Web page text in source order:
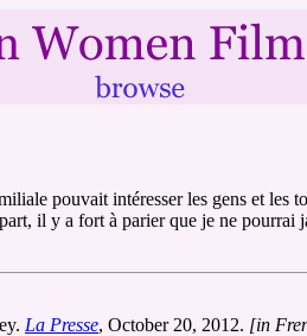
pouvait intéresser les gens et
il y a fort à parier que je ne
La Presse, October 20, 2012. [in